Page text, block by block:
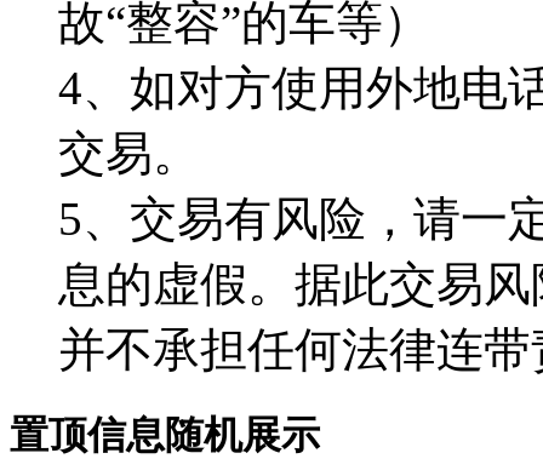
故“整容”的车等）
4、如对方使用外地电
交易。
5、交易有风险，请一
息的虚假。据此交易
并不承担任何法律连
置顶信息随机展示